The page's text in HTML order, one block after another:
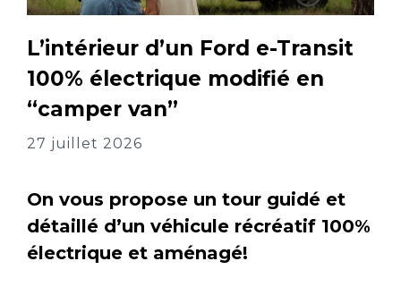
L’intérieur d’un Ford e-Transit
100% électrique modifié en
“camper van”
27 juillet 2026
On vous propose un tour guidé et
détaillé d’un véhicule récréatif 100%
électrique et aménagé!